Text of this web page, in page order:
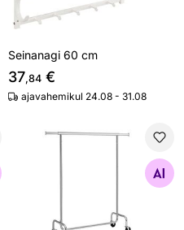
Seinanagi 60 cm
37,84 €
ajavahemikul 24.08 - 31.08